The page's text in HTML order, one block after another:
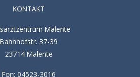
KONTAKT
Malente
Bahnhofstr. 37-39
23714 Malente
Fon: 04523-3016